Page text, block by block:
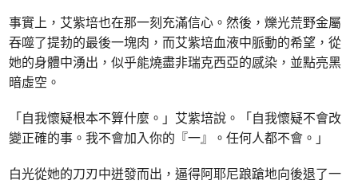
事實上，艾紫培也在那一刻充滿信心。然後，爍光荒野金屬
吞噬了提勃的最後一塊肉，而艾紫培血液中脈動的希望，從
她的身體中湧出，似乎能燒盡非瑞克西亞的感染，並點亮黑
暗虛空。
「自我懷疑根本不算什麼。」艾紫培說。「自我懷疑不會改
變正確的事。我不會加入你的『一』。任何人都不會。」
白光從她的刀刃中迸發而出，逼得阿耶尼踉蹌地向後退了一